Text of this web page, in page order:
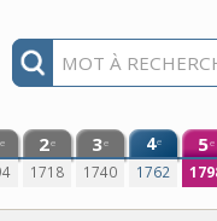
2e
1718
3e
1740
4e
1762
5e